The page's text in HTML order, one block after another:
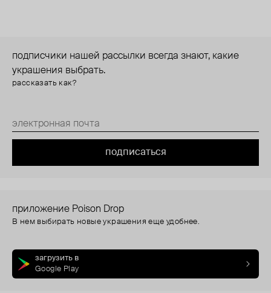
подписчики нашей рассылки всегда знают, какие
украшения выбрать.
рассказать как?
подписаться
приложение Poison Drop
В нем выбирать новые украшения еще удобнее.
загрузить в
Google Play